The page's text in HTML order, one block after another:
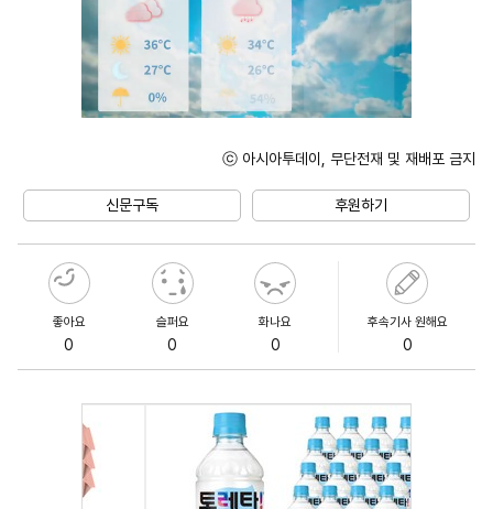
ⓒ 아시아투데이, 무단전재 및 재배포 금지
신문구독 후원하기
좋아요
0
슬퍼요
0
화나요
0
후속기사 원해요
0